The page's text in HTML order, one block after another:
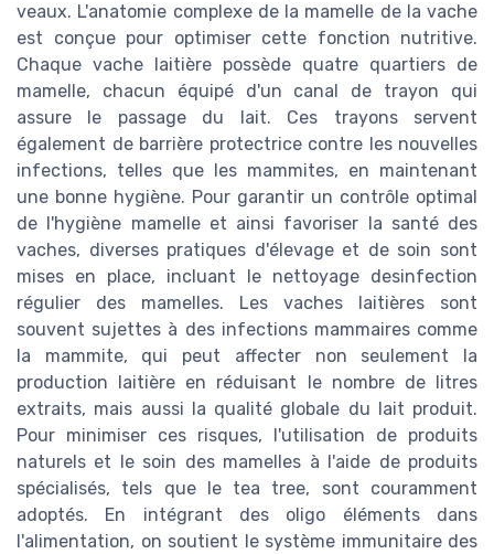
veaux. L'anatomie complexe de la mamelle de la vache
est conçue pour optimiser cette fonction nutritive.
Chaque vache laitière possède quatre quartiers de
mamelle, chacun équipé d'un canal de trayon qui
assure le passage du lait. Ces trayons servent
également de barrière protectrice contre les nouvelles
infections, telles que les mammites, en maintenant
une bonne hygiène. Pour garantir un contrôle optimal
de l'hygiène mamelle et ainsi favoriser la santé des
vaches, diverses pratiques d'élevage et de soin sont
mises en place, incluant le nettoyage desinfection
régulier des mamelles. Les vaches laitières sont
souvent sujettes à des infections mammaires comme
la mammite, qui peut affecter non seulement la
production laitière en réduisant le nombre de litres
extraits, mais aussi la qualité globale du lait produit.
Pour minimiser ces risques, l'utilisation de produits
naturels et le soin des mamelles à l'aide de produits
spécialisés, tels que le tea tree, sont couramment
adoptés. En intégrant des oligo éléments dans
l'alimentation, on soutient le système immunitaire des